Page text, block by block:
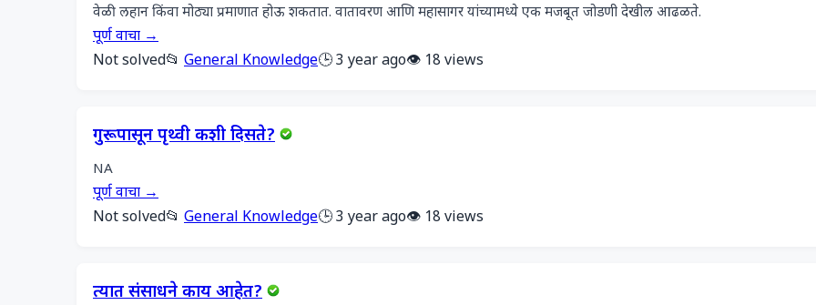
वेळी लहान किंवा मोठ्या प्रमाणात होऊ शकतात. वातावरण आणि महासागर यांच्यामध्ये एक मजबूत जोडणी देखील आढळते.
पूर्ण वाचा →
Not solved📂 General Knowledge🕒 3 year ago👁️ 18 views
गुरूपासून पृथ्वी कशी दिसते?
NA
पूर्ण वाचा →
Not solved📂 General Knowledge🕒 3 year ago👁️ 18 views
त्यात संसाधने काय आहेत?